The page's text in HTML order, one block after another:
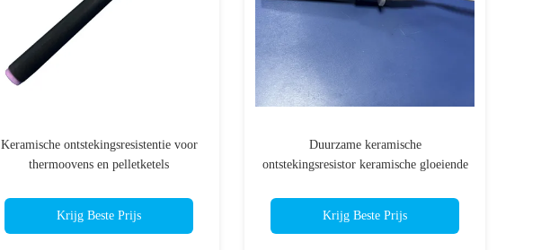
Keramische ontstekingsresistentie voor
thermoovens en pelletketels
Krijg Beste Prijs
Duurzame keramische
ontstekingsresistor keramische gloeiende
Krijg Beste Prijs